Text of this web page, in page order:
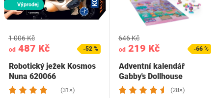
Výprodej
od 487 Kč
1 006 Kč
-52 %
Robotický ježek Kosmos
Nuna 620066
(31×)
od 219 Kč
646 Kč
-66 %
Adventní kalendář
Gabby's Dollhouse
(28×)